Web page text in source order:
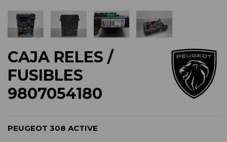
CAJA RELES /
FUSIBLES
9807054180
PEUGEOT 308 ACTIVE